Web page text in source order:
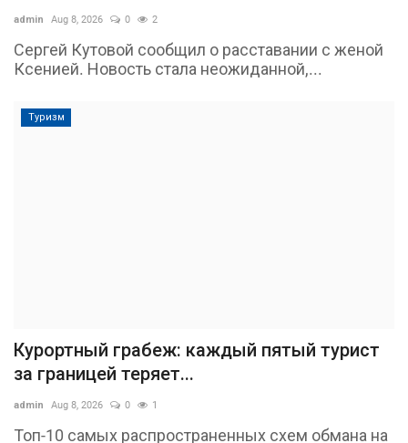
admin Aug 8, 2026 0 2
Сергей Кутовой сообщил о расставании с женой
Ксенией. Новость стала неожиданной,...
Туризм
Курортный грабеж: каждый пятый турист
за границей теряет...
admin Aug 8, 2026 0 1
Топ-10 самых распространенных схем обмана на